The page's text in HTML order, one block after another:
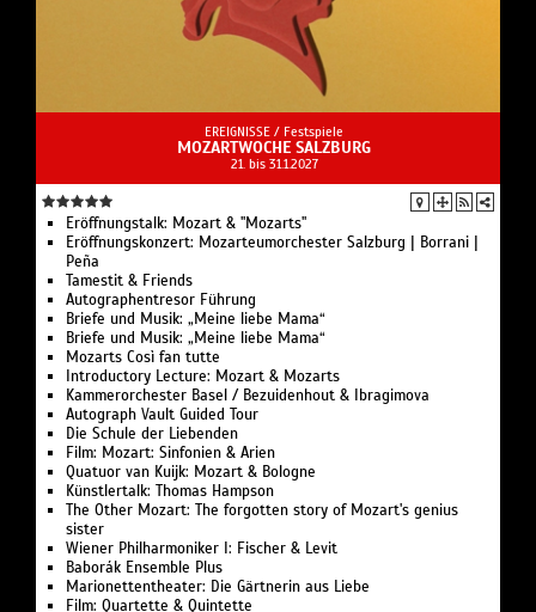
EREIGNISSE / Festspiele
MOZARTWOCHE SALZBURG
21. bis 31.1.2027
Eröffnungstalk: Mozart & "Mozarts"
Eröffnungskonzert: Mozarteumorchester Salzburg | Borrani |
Peña
Tamestit & Friends
Autographentresor Führung
Briefe und Musik: „Meine liebe Mama“
Briefe und Musik: „Meine liebe Mama“
Mozarts Così fan tutte
Introductory Lecture: Mozart & Mozarts
Kammerorchester Basel / Bezuidenhout & Ibragimova
Autograph Vault Guided Tour
Die Schule der Liebenden
Film: Mozart: Sinfonien & Arien
Quatuor van Kuijk: Mozart & Bologne
Künstlertalk: Thomas Hampson
The Other Mozart: The forgotten story of Mozart's genius
sister
Wiener Philharmoniker I: Fischer & Levit
Baborák Ensemble Plus
Marionettentheater: Die Gärtnerin aus Liebe
Film: Quartette & Quintette